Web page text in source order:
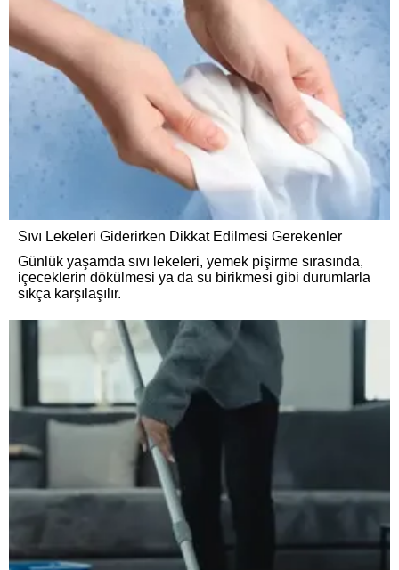
Sıvı Lekeleri Giderirken Dikkat Edilmesi Gerekenler
Günlük yaşamda sıvı lekeleri, yemek pişirme sırasında,
içeceklerin dökülmesi ya da su birikmesi gibi durumlarla
sıkça karşılaşılır.